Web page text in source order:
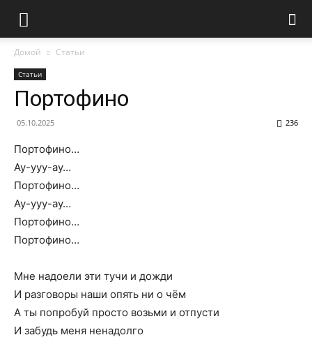
Домой Статьи
Статьи
Портофино
05.10.2025 236
Портофино…
Ау-ууу-ау…
Портофино…
Ау-ууу-ау…
Портофино…
Портофино…
Мне надоели эти тучи и дожди
И разговоры наши опять ни о чём
А ты попробуй просто возьми и отпусти
И забудь меня ненадолго